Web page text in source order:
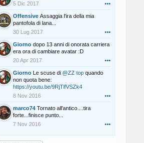
5 Dic 2017
•••
Offensive Assaggia l'ira della mia
pantofola di lana...
30 Lug 2017
•••
Giorno dopo 13 anni di onorata carriera
era ora di cambiare avatar :D
20 Apr 2017
•••
Giorno Le scuse di @ZZ top quando
non quota bene:
https://youtu.be/9RjTlfVSZk4
8 Nov 2016
•••
marco74 Tornato all'antico....tira
forte...finisce punto...
7 Nov 2016
•••